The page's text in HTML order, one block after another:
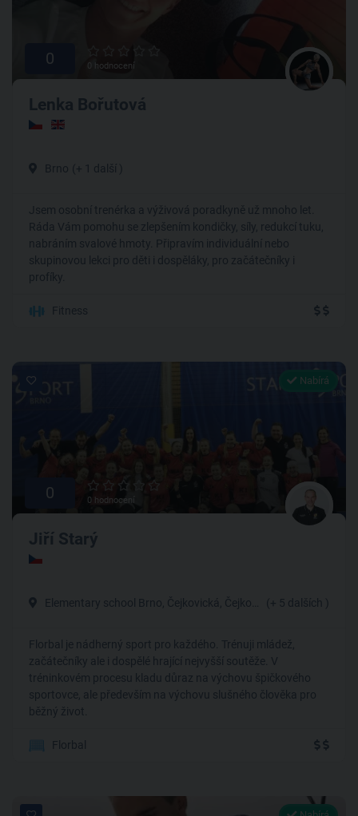
0 0 hodnocení
Lenka Bořutová
Brno (+ 1 další )
Jsem osobní trenérka a výživová poradkyně už mnoho let.
Ráda Vám pomohu se zlepšením kondičky, síly, redukcí tuku,
nabráním svalové hmoty. Připravím individuální nebo
skupinovou lekci pro děti i dospěláky, pro začátečníky i
profíky.
Fitness
Nabírá
0 0 hodnocení
Jiří Starý
Elementary school Brno, Čejkovická, Čejkovická, Brno-Vinohrady (+ 5 dalších )
Florbal je nádherný sport pro každého. Trénuji mládež,
začátečníky ale i dospělé hrající nejvyšší soutěže. V
tréninkovém procesu kladu důraz na výchovu špičkového
sportovce, ale především na výchovu slušného člověka pro
běžný život.
Florbal